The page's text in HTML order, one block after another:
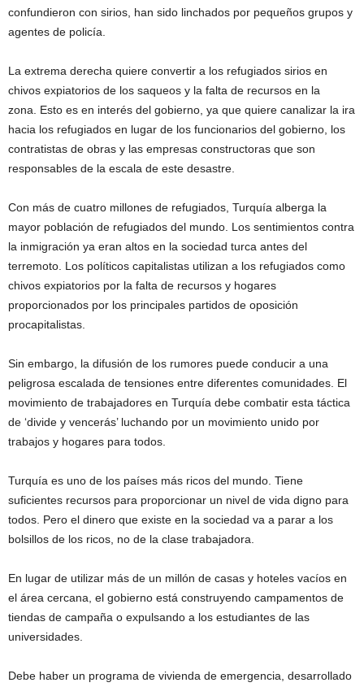
confundieron con sirios, han sido linchados por pequeños grupos y
agentes de policía.
La extrema derecha quiere convertir a los refugiados sirios en
chivos expiatorios de los saqueos y la falta de recursos en la
zona. Esto es en interés del gobierno, ya que quiere canalizar la ira
hacia los refugiados en lugar de los funcionarios del gobierno, los
contratistas de obras y las empresas constructoras que son
responsables de la escala de este desastre.
Con más de cuatro millones de refugiados, Turquía alberga la
mayor población de refugiados del mundo. Los sentimientos contra
la inmigración ya eran altos en la sociedad turca antes del
terremoto. Los políticos capitalistas utilizan a los refugiados como
chivos expiatorios por la falta de recursos y hogares
proporcionados por los principales partidos de oposición
procapitalistas.
Sin embargo, la difusión de los rumores puede conducir a una
peligrosa escalada de tensiones entre diferentes comunidades. El
movimiento de trabajadores en Turquía debe combatir esta táctica
de ‘divide y vencerás’ luchando por un movimiento unido por
trabajos y hogares para todos.
Turquía es uno de los países más ricos del mundo. Tiene
suficientes recursos para proporcionar un nivel de vida digno para
todos. Pero el dinero que existe en la sociedad va a parar a los
bolsillos de los ricos, no de la clase trabajadora.
En lugar de utilizar más de un millón de casas y hoteles vacíos en
el área cercana, el gobierno está construyendo campamentos de
tiendas de campaña o expulsando a los estudiantes de las
universidades.
Debe haber un programa de vivienda de emergencia, desarrollado